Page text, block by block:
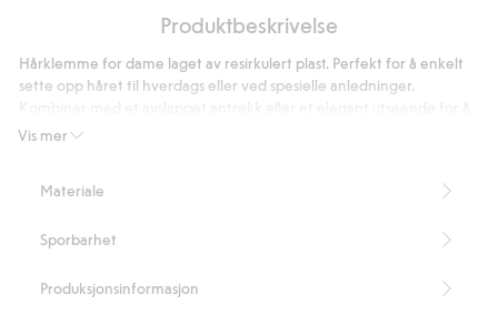
Produktbeskrivelse
Vis mer
Hårklemme for dame laget av resirkulert plast. Perfekt for å enkelt
sette opp håret til hverdags eller ved spesielle anledninger.
heve stilen din. Et smart og funksjonelt tilbehør som passer i hvert
Artikkelnummer
Materiale
Sporbarhet
Produksjonsinformasjon